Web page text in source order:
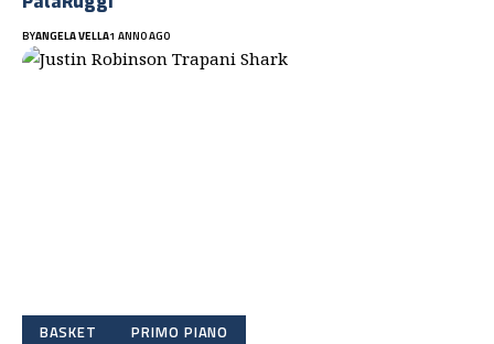
BYANGELA VELLA1 ANNO AGO
BASKET PRIMO PIANO